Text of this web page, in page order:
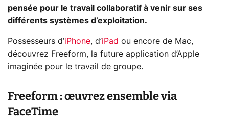
pensée pour le travail collaboratif à venir sur ses
différents systèmes d’exploitation.
Possesseurs d’iPhone, d’iPad ou encore de Mac,
découvrez Freeform, la future application d’Apple
imaginée pour le travail de groupe.
Freeform : œuvrez ensemble via
FaceTime